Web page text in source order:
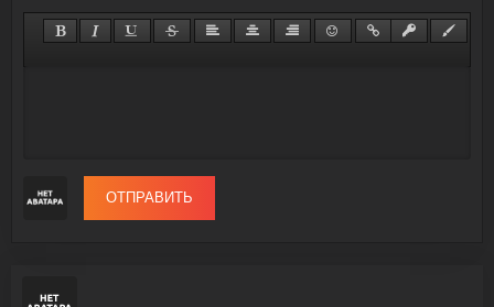
ОТПРАВИТЬ